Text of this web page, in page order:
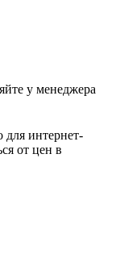
у менеджера
для интернет-
от цен в